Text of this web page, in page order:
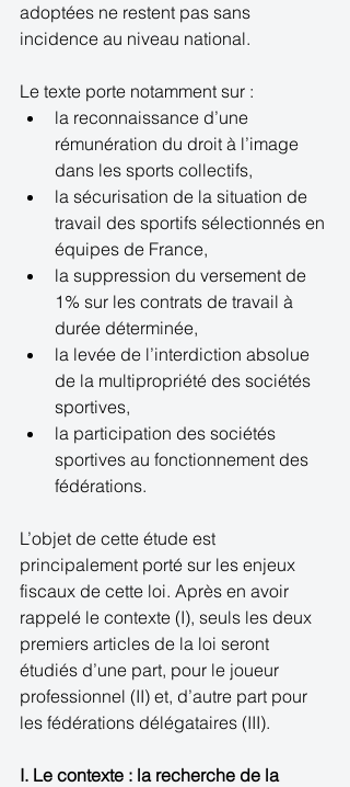
adoptées ne restent pas sans
incidence au niveau national.
Le texte porte notamment sur :
la reconnaissance d’une
rémunération du droit à l’image
dans les sports collectifs,
la sécurisation de la situation de
travail des sportifs sélectionnés en
équipes de France,
la suppression du versement de
1% sur les contrats de travail à
durée déterminée,
la levée de l’interdiction absolue
de la multipropriété des sociétés
sportives,
la participation des sociétés
sportives au fonctionnement des
fédérations.
L’objet de cette étude est
principalement porté sur les enjeux
fiscaux de cette loi. Après en avoir
rappelé le contexte (I), seuls les deux
premiers articles de la loi seront
étudiés d’une part, pour le joueur
professionnel (II) et, d’autre part pour
les fédérations délégataires (III).
I. Le contexte : la recherche de la